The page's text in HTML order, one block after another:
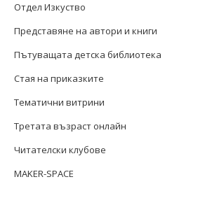
Отдел Изкуство
Представяне на автори и книги
Пътуващата детска библиотека
Стая на приказките
Тематични витрини
Третата възраст онлайн
Читателски клубове
MAKER-SPACE